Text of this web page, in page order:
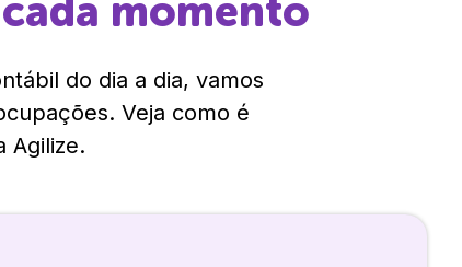
momento
do dia a dia, vamos
Veja como é
Agilize.